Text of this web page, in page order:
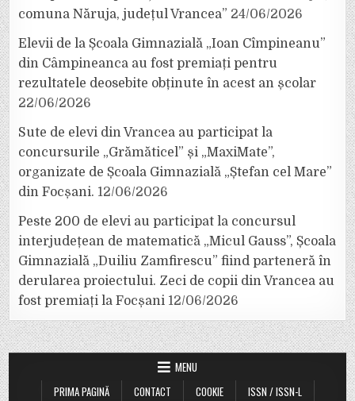
comuna Năruja, județul Vrancea” 24/06/2026
Elevii de la Școala Gimnazială „Ioan Cîmpineanu”
din Câmpineanca au fost premiați pentru
rezultatele deosebite obținute în acest an școlar
22/06/2026
Sute de elevi din Vrancea au participat la
concursurile „Grămăticel” și „MaxiMate”,
organizate de Școala Gimnazială „Ștefan cel Mare”
din Focșani. 12/06/2026
Peste 200 de elevi au participat la concursul
interjudețean de matematică „Micul Gauss”, Școala
Gimnazială „Duiliu Zamfirescu” fiind parteneră în
derularea proiectului. Zeci de copii din Vrancea au
fost premiați la Focșani 12/06/2026
MENU
PRIMA PAGINĂ
CONTACT COOKIE
ISSN / ISSN-L